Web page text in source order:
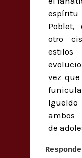
otro
vez
de